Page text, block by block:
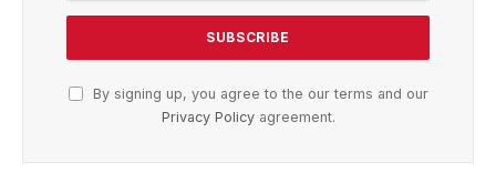
By signing up, you agree to the our terms and our
Privacy Policyagreement.